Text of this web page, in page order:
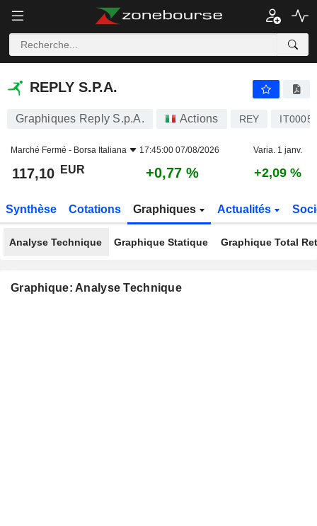
REPLY S.P.A.
REPLY S.P.A.
Graphiques Reply S.p.A. Actions REY
Marché Fermé - Borsa Italiana 17:45:00 07/08/2026 Varia. 1 janv.
117,10 EUR +0,77 % +2,09 %
Synthèse Cotations Graphiques Actualités
Analyse Technique Graphique Statique Graphique Total
Graphique: Analyse Technique